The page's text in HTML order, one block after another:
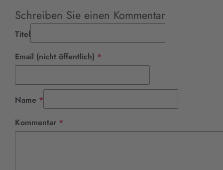
Schreiben Sie einen Kommentar
Titel
Email (nicht öffentlich) *
Name *
Kommentar *